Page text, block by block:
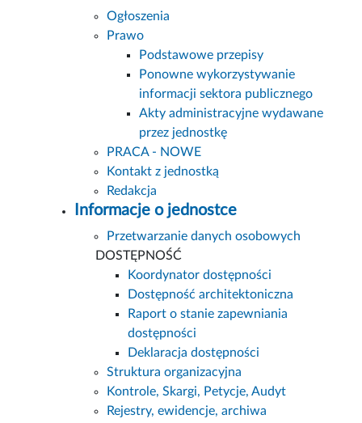
Ogłoszenia
Prawo
Podstawowe przepisy
Ponowne wykorzystywanie
informacji sektora publicznego
Akty administracyjne wydawane
przez jednostkę
PRACA - NOWE
Kontakt z jednostką
Redakcja
Informacje o jednostce
Przetwarzanie danych osobowych
DOSTĘPNOŚĆ
Koordynator dostępności
Dostępność architektoniczna
Raport o stanie zapewniania
dostępności
Deklaracja dostępności
Struktura organizacyjna
Kontrole, Skargi, Petycje, Audyt
Rejestry, ewidencje, archiwa